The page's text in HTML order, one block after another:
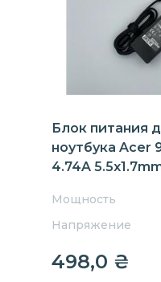
Блок питания
ноутбука Acer
4.74A
Мощность
Напряжение
498,0 ₴